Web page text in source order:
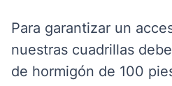
Para garantizar un
nuestras cuadrillas
de hormigón de 100